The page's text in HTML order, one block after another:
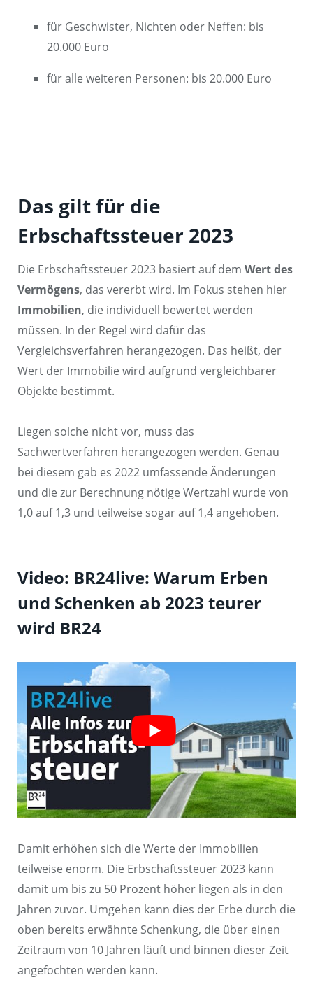
für Geschwister, Nichten oder Neffen: bis
20.000 Euro
für alle weiteren Personen: bis 20.000 Euro
Das gilt für die
Erbschaftssteuer 2023
Die Erbschaftssteuer 2023 basiert auf dem Wert des
Vermögens, das vererbt wird. Im Fokus stehen hier
Immobilien, die individuell bewertet werden
müssen. In der Regel wird dafür das
Vergleichsverfahren herangezogen. Das heißt, der
Wert der Immobilie wird aufgrund vergleichbarer
Objekte bestimmt.
Liegen solche nicht vor, muss das
Sachwertverfahren herangezogen werden. Genau
bei diesem gab es 2022 umfassende Änderungen
und die zur Berechnung nötige Wertzahl wurde von
1,0 auf 1,3 und teilweise sogar auf 1,4 angehoben.
Video: BR24live: Warum Erben
und Schenken ab 2023 teurer
wird BR24
Damit erhöhen sich die Werte der Immobilien
teilweise enorm. Die Erbschaftssteuer 2023 kann
damit um bis zu 50 Prozent höher liegen als in den
Jahren zuvor. Umgehen kann dies der Erbe durch die
oben bereits erwähnte Schenkung, die über einen
Zeitraum von 10 Jahren läuft und binnen dieser Zeit
angefochten werden kann.